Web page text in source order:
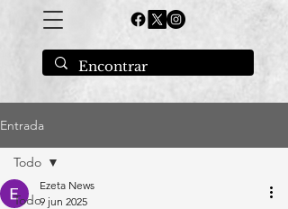
Entrada
Todo
Todo
Ezeta News
9 jun 2025